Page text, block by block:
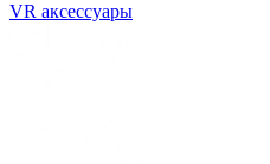
VR аксессуары